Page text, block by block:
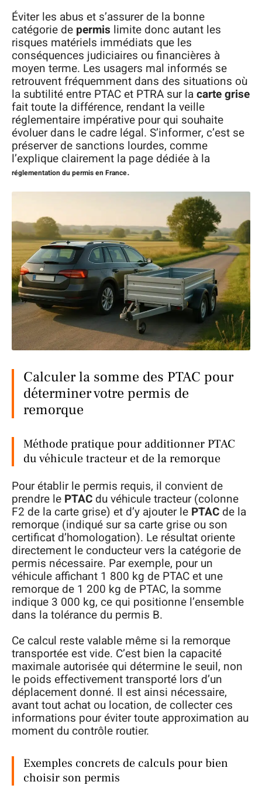
Éviter les abus et s’assurer de la bonne
catégorie de permis limite donc autant les
risques matériels immédiats que les
conséquences judiciaires ou financières à
moyen terme. Les usagers mal informés se
retrouvent fréquemment dans des situations où
la subtilité entre PTAC et PTRA sur lacarte grise
fait toute la différence, rendant la veille
réglementaire impérative pour qui souhaite
évoluer dans le cadre légal. S’informer, c’est se
préserver de sanctions lourdes, comme
l’explique clairement la page dédiée à la
réglementation du permis en France.
Calculer la somme des PTAC pour
déterminer votre permis de
remorque
Méthode pratique pour additionner PTAC
du véhicule tracteur et de la remorque
Pour établir le permis requis, il convient de
prendre le PTAC du véhicule tracteur (colonne
F2 de la carte grise) et d’y ajouter le PTAC de la
remorque (indiqué sur sa carte grise ou son
certificat d’homologation). Le résultat oriente
directement le conducteur vers la catégorie de
permis nécessaire. Par exemple, pour un
véhicule affichant 1 800 kg de PTAC et une
remorque de 1 200 kg de PTAC, la somme
indique 3 000 kg, ce qui positionne l’ensemble
dans la tolérance du permis B.
Ce calcul reste valable même si la remorque
transportée est vide. C’est bien la capacité
maximale autorisée qui détermine le seuil, non
le poids effectivement transporté lors d’un
déplacement donné. Il est ainsi nécessaire,
avant tout achat ou location, de collecter ces
informations pour éviter toute approximation au
moment du contrôle routier.
Exemples concrets de calculs pour bien
choisir son permis